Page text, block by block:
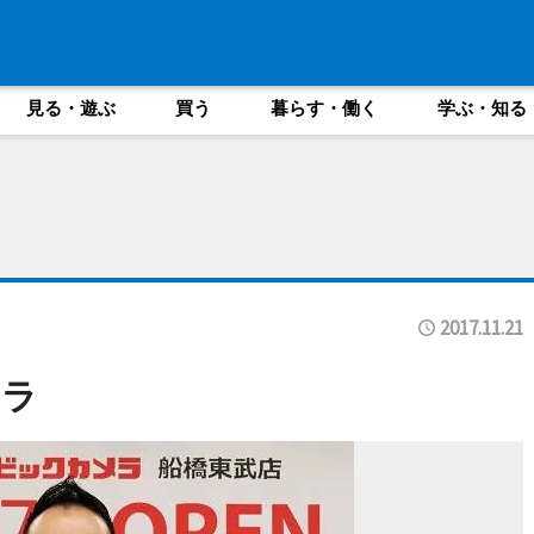
見る・遊ぶ 買う 暮らす・働く 学ぶ・知る
2017.11.21